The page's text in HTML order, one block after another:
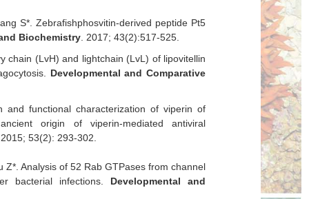
S*. Zebrafishphosvitin-derived peptide Pt5
Biochemistry. 2017; 43(2):517-525.
chain (LvH) and lightchain (LvL) of lipovitellin
Developmental and Comparative
and functional characterization of viperin of
origin of viperin-mediated antiviral
53(2): 293-302.
Analysis of 52 Rab GTPases from channel
bacterial infections. Developmental and